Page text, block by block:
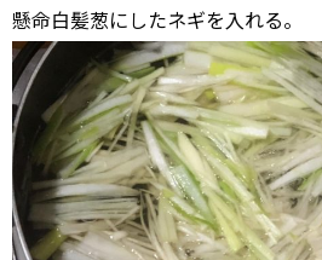
懸命白髪葱にしたネギを入れる。